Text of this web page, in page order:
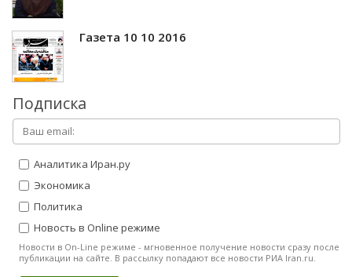
Газета 10 10 2016
Подписка
Аналитика Иран.ру
Экономика
Политика
Новость в Online режиме
Новости в On-Line режиме - мгновенное получение новости сразу после
публикации на сайте. В рассылку попадают все новости РИА Iran.ru.